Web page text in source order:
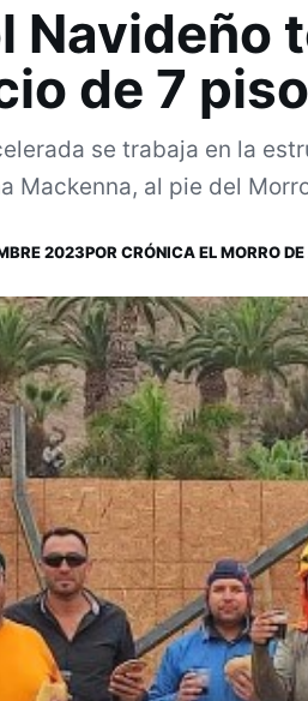
Navideño
de 7
se trabaja en la
Mackenna, al pie del
2023POR CRÓNICA EL MORRO